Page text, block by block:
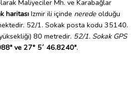
Maliyeciler Mh. ve Karabağlar
haritası Izmir ili içinde nerede olduğu
52/1. Sokak posta kodu 35140.
80 metredir. 52/1. Sokak GPS
ve 27° 5´ 46.8240".